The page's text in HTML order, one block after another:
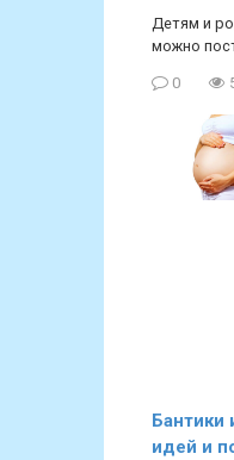
Детям и
можно
0
Бантики
идей и